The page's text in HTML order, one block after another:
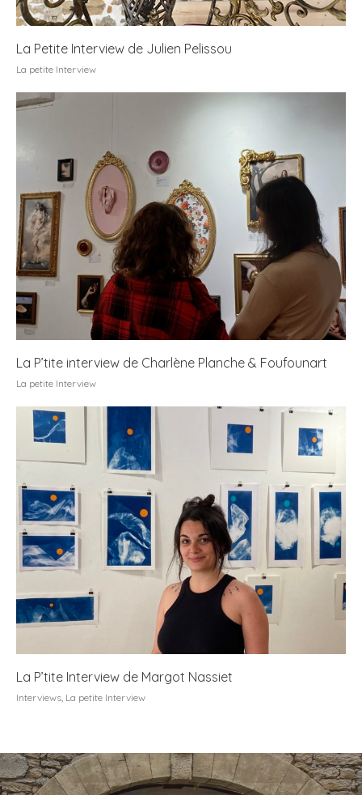
La Petite Interview de Julien Pelissou
La petite Interview
La P’tite interview de Charlène Planche & Foufounart
La petite Interview
La P’tite Interview de Margot Nassiet
Interviews, La petite Interview